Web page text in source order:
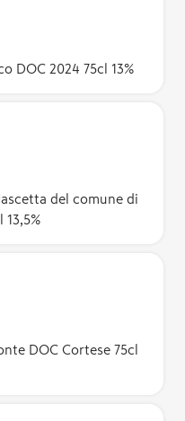
DOC 2024 75cl 13%
del comune di
13,5%
DOC Cortese 75cl